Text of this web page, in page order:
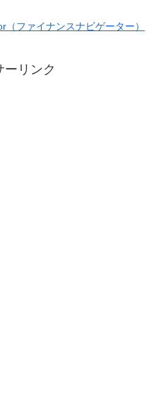
（ファイナンスナビゲーター）
ーリンク